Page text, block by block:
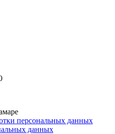
персональных данных
данных